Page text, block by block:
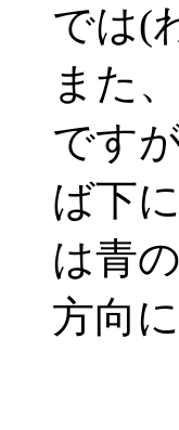
では(
また
です
ば下
は青
方向